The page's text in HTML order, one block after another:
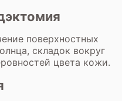
поверхностных
складок вокруг
цвета кожи.